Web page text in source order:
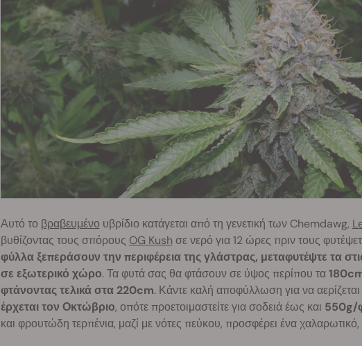
Αυτό το βραβευμένο υβρίδιο κατάγεται από τη γενετική των Chemdawg,
βυθίζοντας τους σπόρους OG Kush σε νερό για 12 ώρες πριν τους
φύλλα ξεπεράσουν την περιφέρεια της γλάστρας, μεταφυτέψτε τα
σε εξωτερικό χώρο. Τα φυτά σας θα φτάσουν σε ύψος περίπου τα
φτάνοντας τελικά στα 220cm. Κάντε καλή αποφύλλωση για να
έρχεται τον Οκτώβριο, οπότε προετοιμαστείτε για σοδειά έως και 550g/
και φρουτώδη τερπένια, μαζί με νότες πεύκου, προσφέρει ένα